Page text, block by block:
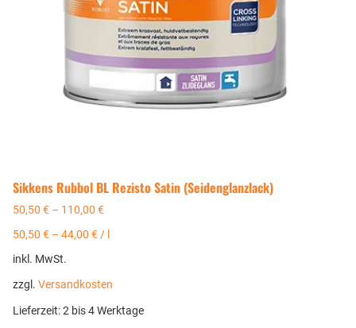
Sikkens Rubbol BL Rezisto Satin (Seidenglanzlack)
50,50 € – 110,00 €
50,50 € – 44,00 € /
inkl. MwSt.
zzgl. Versandkosten
Lieferzeit:2 bis 4 Werktage